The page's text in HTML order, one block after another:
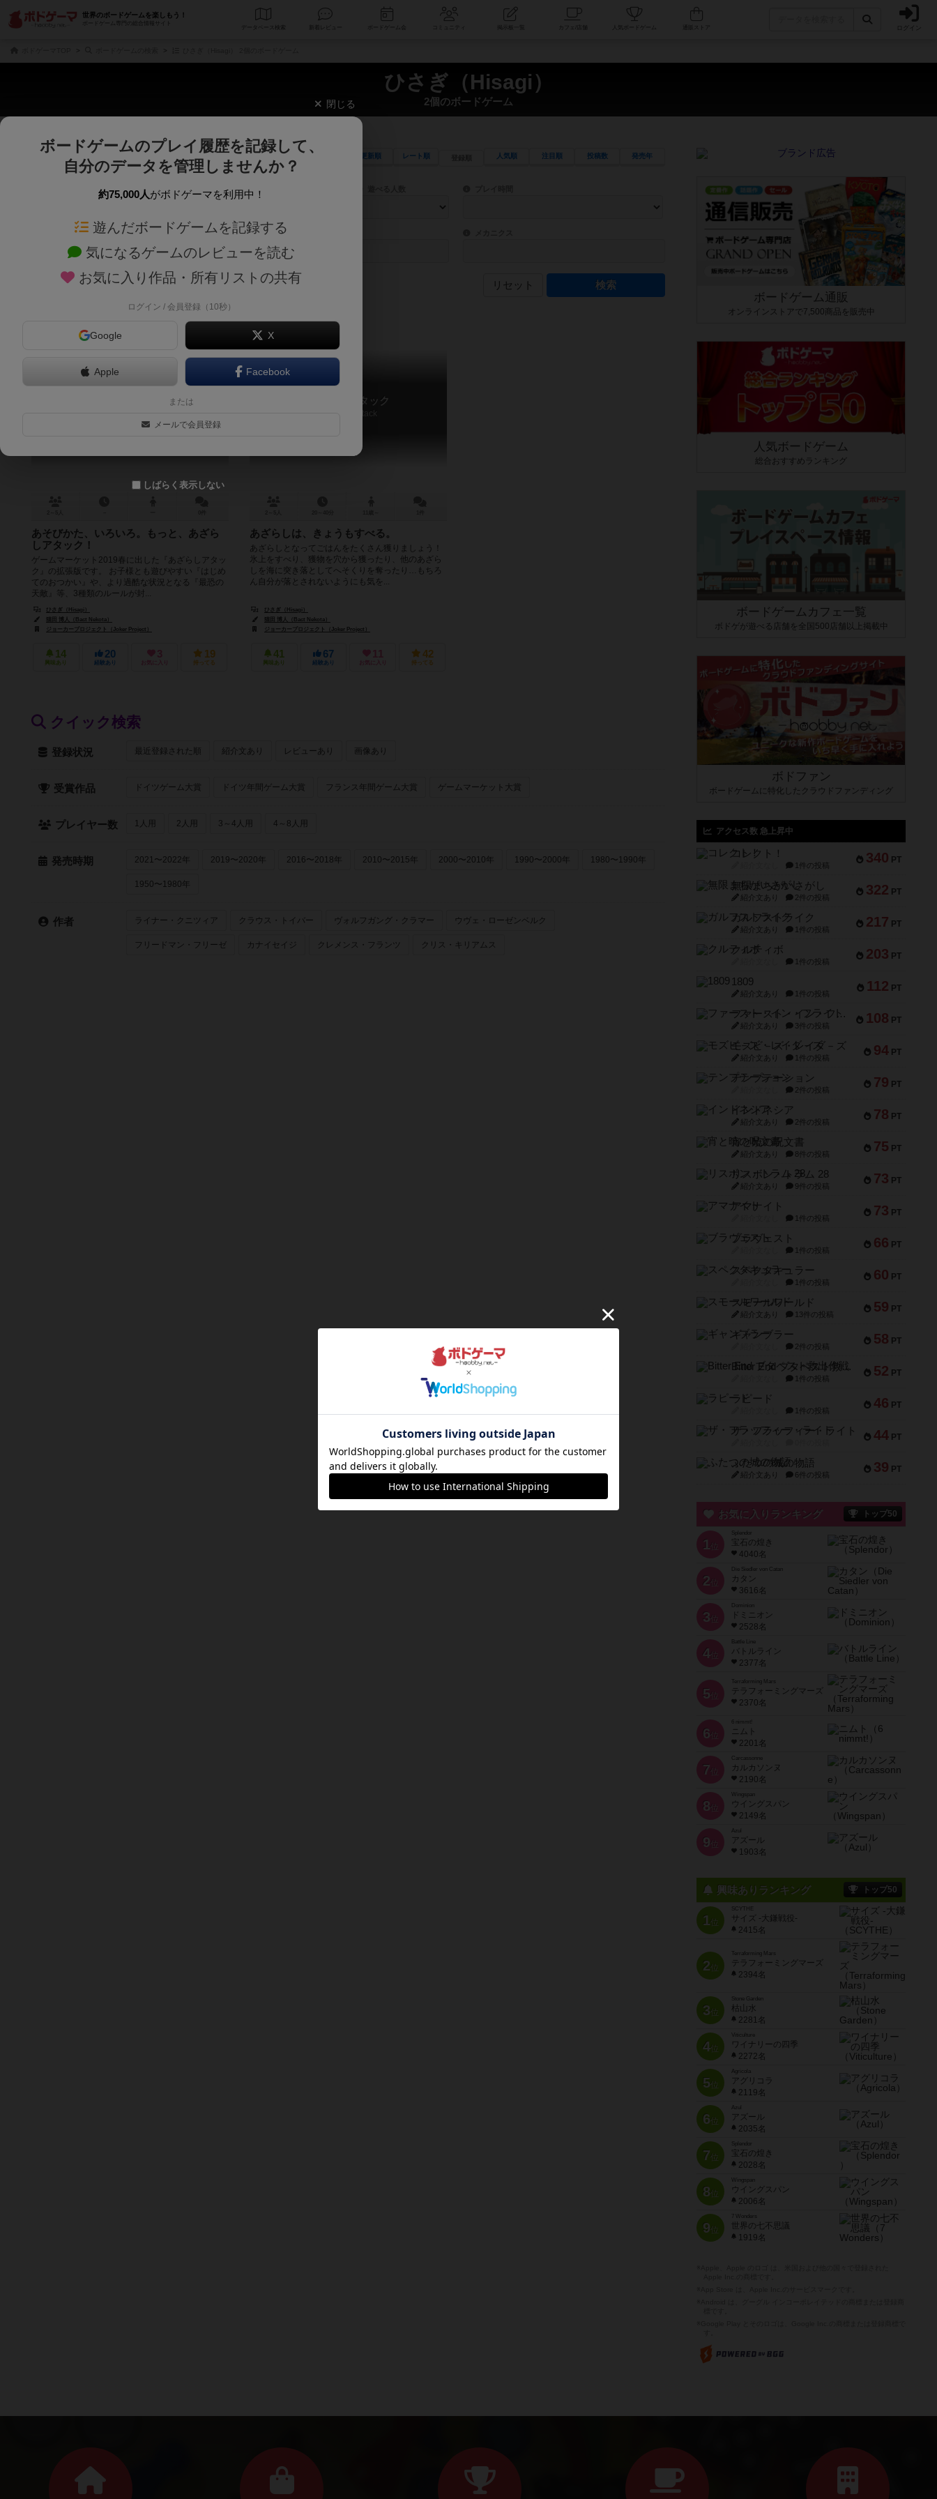
世界のボードゲームを楽しもう！
ボードゲーム専門の総合情報サイト
データベース コミュニティ 人気ボードゲーム ログイン
ひさぎ（Hisagi）
2個のボードゲーム
じっくり表示 更新順 レート順 人気順 注目順 投稿数 発売年
商品名、商品説明文、デザイナー名、テーマ名、メカニクス名を対象にフリーワード検索ができます。
ゲームデザイナー名を指定して検索できます。
ゲームデザイナー 目安となる所要時間を指定することができます。マニュアルを読む時間や参加者へのルール説明時間は含まれていないため、初めて
対象年齢を指定します。 世界観や登場人物などモチーフ・ストーリーを指定することができます。直感的にゲームシステムを理解できるよう、中世ファンタジー・クッキング・海賊同士の対決など、ゲームコンセプトを絞
テーマ/フレーバー ゲーム性を構成するコアシステムです。主にボードゲームに慣れている方向けの絞込機能です。例えば「ダイスロール」はランダ
リセット
あざらしアタック：スプラッシュ
あそびかた、いろいろ。もっと、あざら
しアタック！
ゲームマーケット2019春に出した『あざらしアタッ
ク』の拡張版です。 お子様とも遊びやすい『はじめ
てのおつかい』や、より過酷な状況となる『最恐の
天敵』等、3種類のルールが封...
ひさぎ（Hisagi）
猫田 博人（Bact Nekota）
ジョーカープロジェクト（Joker Project）
14
興味あり
20
経験あり
3
お気に入り
19
持ってる
あざらしアタック
Azarashi Attack
あざらしは、きょうもすべる。
あざらしとなってごはんをたくさん獲りましょう！
氷上をすべり、獲物を穴から獲ったり、他のあざら
しを海に突き落としてへそくりを奪ったり…もちろ
ん自分が落とされないようにも気を...
ひさぎ（Hisagi）
猫田 博人（Bact Nekota）
ジョーカープロジェクト（Joker Project）
41
興味あり
67
経験あり
11
お気に入り
42
持ってる
クイック検索
登録状況 最近登録された順 紹介文あり レビューあり 画像あり
受賞作品 ドイツゲーム大賞 ドイツ年間ゲーム大賞 フランス年間ゲーム大賞 ゲームマーケット大賞
プレイヤー数 1人用 2人用 3～4人用 4～8人用
発売時期 2021〜2022年 2019〜2020年 2016〜2018年 2010〜2015年 2000〜2010年 1990〜2000年 1980〜1990年
1950〜1980年
作者 ライナー・クニツィア クラウス・トイバー ヴォルフガング・クラマー ウヴェ・ローゼンベルク
フリードマン・フリーゼ カナイセイジ クレメンス・フランツ クリス・キリアムス
ボードゲーム通販
オンラインストアで7,500商品を販売中
人気ボードゲーム
総合おすすめランキング
ボードゲームカフェ一覧
ボドゲが遊べる店舗を全国500店舗以上掲載中
ボドファン
ボードゲームに特化したクラウドファンディング
アクセス数 急上昇中
340 PT
コレクト！
1件の投稿
322 PT
無限まちがいさがし
紹介文あり 2件の投稿
217 PT
ガルフストライク
紹介文あり 1件の投稿
203 PT
クルティボ
1件の投稿
112 PT
1809
紹介文あり 1件の投稿
108 PT
ファースト・イン・フライト
紹介文あり 3件の投稿
94 PT
モズビ－ズ・レイダ－ズ
紹介文あり 1件の投稿
79 PT
テンプテーション
2件の投稿
78 PT
インドネシア
紹介文あり 2件の投稿
75 PT
宵と暁の呪文書
紹介文あり 8件の投稿
73 PT
リスボン・トラム 28
紹介文あり 9件の投稿
73 PT
アマナイト
1件の投稿
66 PT
ブラヴェスト
1件の投稿
60 PT
スペクタキュラー
1件の投稿
59 PT
スモールワールド
紹介文あり 13件の投稿
58 PT
ギャンブラー
2件の投稿
52 PT
Bitter End ブタペスト救出作戦
1件の投稿
46 PT
ラピード
1件の投稿
44 PT
ザ・フラッフィー・ライト
39 PT
ふたつの城の物語
紹介文あり 6件の投稿
お気に入りランキング トップ50
1 位
宝石の煌き
4040名
2 位
Die Siedler von Catan
カタン
3616名
3 位
ドミニオン
2528名
4位
Battle Line
バトルライン
2377名
5 位
Terraforming Mars
テラフォーミングマーズ
2370名
6 位
ニムト
2201名
7 位
Carcassonne
カルカソンヌ
2190名
8 位
Wingspan
ウイングスパン
2149名
9 位
Azul
アズール
1903名
興味ありランキング トップ50
1位
SCYTHE
サイズ -大鎌戦役-
2415名
2位
Terraforming Mars
テラフォーミングマーズ
2394名
3位
Stone Garden
枯山水
2281名
4位
Viticulture
ワイナリーの四季
2272名
5位
Agricola
アグリコラ
2119名
6位
Azul
アズール
2035名
7位
宝石の煌き
2028名
8位
Wingspan
ウイングスパン
2006名
9位
7 Wonders
世界の七不思議
1919名
閉じる
ボードゲームのプレイ履歴を記録して、
自分のデータを管理しませんか？
約75,000人がボドゲーマを利用中！
遊んだボードゲームを記録する
気になるゲームのレビューを読む
お気に入り作品・所有リストの共有
ログイン / 会員登録（10秒）
Google X
Apple Facebook
または
メールで会員登録
しばらく表示しない